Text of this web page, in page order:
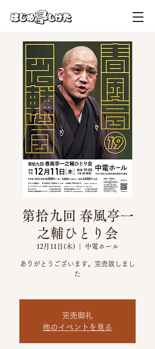
第拾九回 春風亭一
之輔ひとり会
12月11日(木) 中電ホール
ありがとうございます。完売致しまし
た
完売御礼
他のイベントを見る